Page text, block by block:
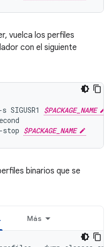
vuelca los perfiles
con el siguiente
$PACKAGE_NAME
$PACKAGE_NAME
binarios que se
Más